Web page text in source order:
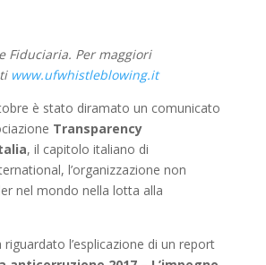
Fiduciaria. Per maggiori
www.ufwhistleblowing.it
è stato diramato un comunicato
Transparency
, il capitolo italiano di
l’organizzazione non
nel mondo nella lotta alla
l’esplicazione di un report